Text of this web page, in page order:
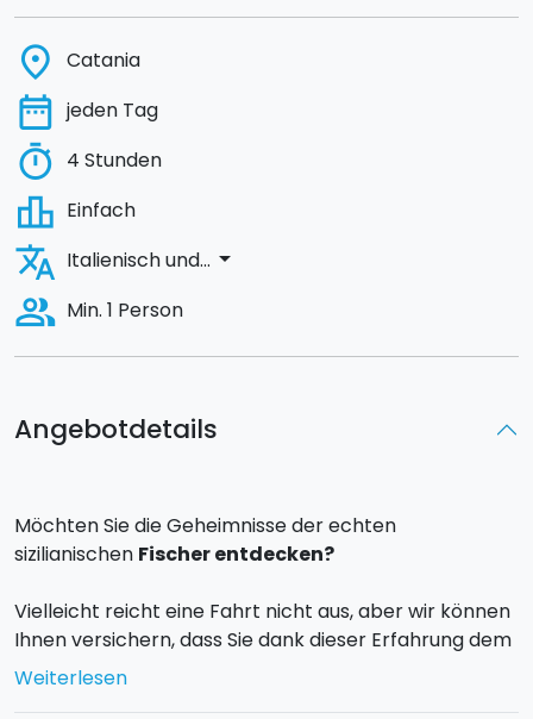
Angebotdetails
Möchten Sie die Geheimnisse der echten
sizilianischen Fischer entdecken?
Vielleicht reicht eine Fahrt nicht aus, aber wir können
Ihnen versichern, dass Sie dank dieser Erfahrung dem
Angeln näher kommen und dabei Spaß haben und
Weiterlesen
place Catania
date_range jeden Tag
timer 4 Stunden
leaderboard Einfach
translate Italienisch und... arrow_drop_down
people_alt Min. 1 Person